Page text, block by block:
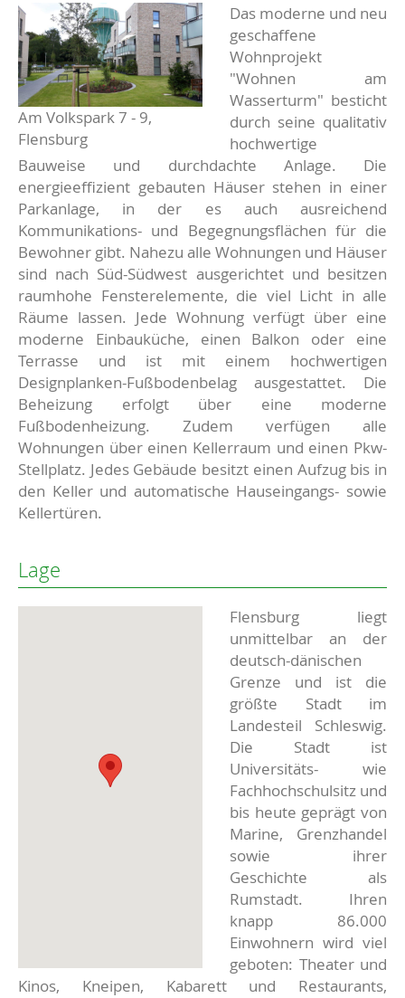
Am Volkspark 7 - 9,
Flensburg
Beschreibung
Das moderne und neu
geschaffene
Wohnprojekt
"Wohnen am
Wasserturm" besticht
durch seine qualitativ
hochwertige
Bauweise und durchdachte Anlage. Die
energieeffizient gebauten Häuser stehen in einer
Parkanlage, in der es auch ausreichend
Kommunikations- und Begegnungsflächen für die
Bewohner gibt. Nahezu alle Wohnungen und Häuser
sind nach Süd-Südwest ausgerichtet und besitzen
raumhohe Fensterelemente, die viel Licht in alle
Räume lassen. Jede Wohnung verfügt über eine
moderne Einbauküche, einen Balkon oder eine
Terrasse und ist mit einem hochwertigen
Designplanken-Fußbodenbelag ausgestattet. Die
Beheizung erfolgt über eine moderne
Fußbodenheizung. Zudem verfügen alle
Wohnungen über einen Kellerraum und einen Pkw-
Stellplatz. Jedes Gebäude besitzt einen Aufzug bis in
den Keller und automatische Hauseingangs- sowie
Kellertüren.
Lage
Flensburg liegt
unmittelbar an der
deutsch-dänischen
Grenze und ist die
größte Stadt im
Landesteil Schleswig.
Die Stadt ist
Universitäts- wie
Fachhochschulsitz und
bis heute geprägt von
Marine, Grenzhandel
sowie ihrer
Geschichte als
Rumstadt. Ihren
knapp 86.000
Einwohnern wird viel
geboten: Theater und
Kinos, Kneipen, Kabarett und Restaurants,